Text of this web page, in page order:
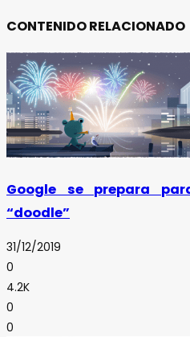
CONTENIDO RELACIONADO
Google se prepara
“doodle”
31/12/2019
0
4.2K
0
0